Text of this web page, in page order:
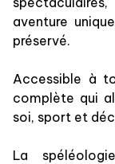
aventure
préservé.
Accessible à
complète qui
soi, sport et
La